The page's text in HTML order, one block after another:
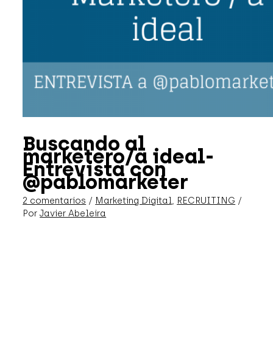
Buscando al
marketero/a ideal-
Entrevista con
@pablomarketer
2 comentarios / Marketing Digital, RECRUITING /
PorJavier Abeleira